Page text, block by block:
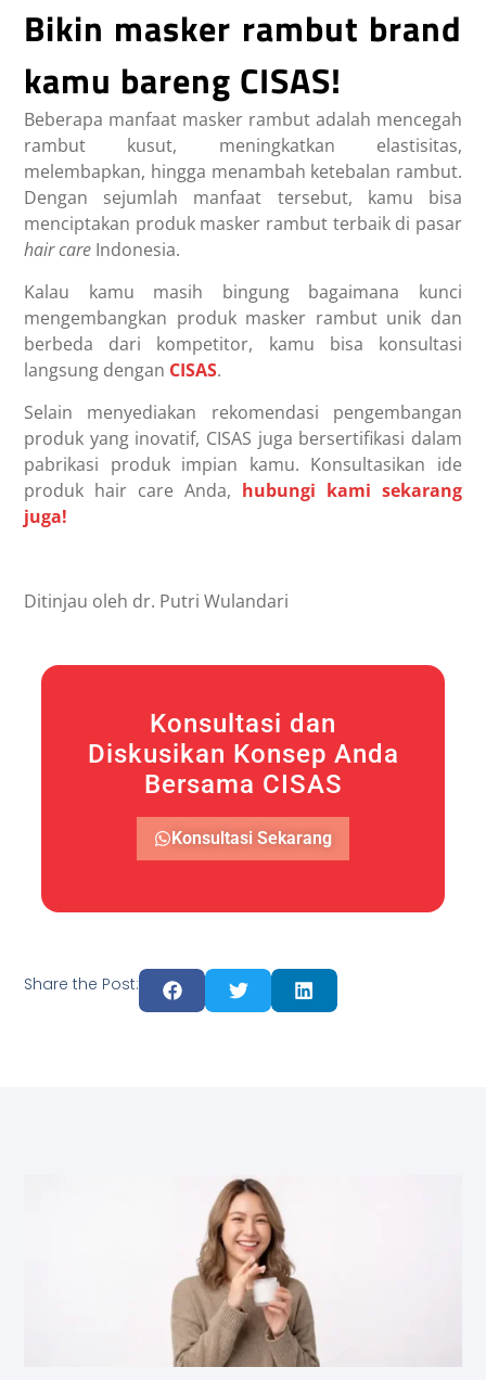
Bikin masker rambut brand
kamu bareng CISAS!
Beberapa manfaat masker rambutadalah mencegah
rambut kusut, meningkatkan elastisitas,
melembapkan, hingga menambah ketebalan rambut.
Dengan sejumlah manfaat tersebut, kamu bisa
menciptakan produk masker rambut terbaik di pasar
hair care Indonesia.
Kalau kamu masih bingung bagaimana kunci
mengembangkan produk masker rambut unik dan
berbeda dari kompetitor, kamu bisa konsultasi
langsung dengan CISAS.
Selain menyediakan rekomendasi pengembangan
produk yang inovatif, CISAS juga bersertifikasi dalam
pabrikasi produk impian kamu. Konsultasikan ide
produk hair care Anda, hubungi kami sekarang
juga!
Ditinjau oleh dr. Putri Wulandari
Konsultasi dan
Diskusikan Konsep Anda
Bersama CISAS
Konsultasi Sekarang
Share the Post: